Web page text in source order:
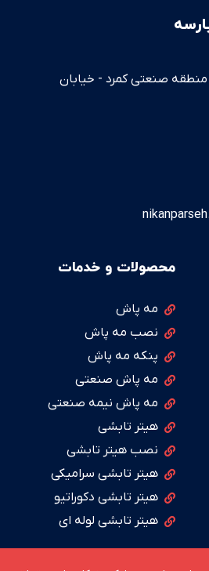
منطقه صنعتی کمرد - خیابان
محصولات و خدمات
مه پاش
نصب مه پاش
پنکه مه پاش
مه پاش صنعتی
مه پاش نیمه صنعتی
هیتر تابشی
نصب هیتر تابشی
هیتر تابشی سرامیکی
هیتر تابشی دکوراتیو
هیتر تابشی لوله ای